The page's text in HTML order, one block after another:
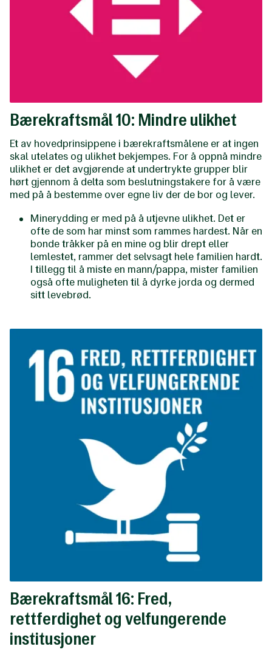
Bærekraftsmål 10: Mindre ulikhet
Et av hovedprinsippene i bærekraftsmålene er at ingen
skal utelates og ulikhet bekjempes. For å oppnå mindre
ulikhet er det avgjørende at undertrykte grupper blir
hørt gjennom å delta som beslutningstakere for å være
med på å bestemme over egne liv der de bor og lever.
Minerydding er med på å utjevne ulikhet. Det er
ofte de som har minst som rammes hardest​. Når en
bonde tråkker på en mine og blir drept eller
lemlestet, rammer det selvsagt hele familien hardt.
I tillegg til å miste en mann/pappa, mister familien
også ofte muligheten til å dyrke jorda og dermed
sitt levebrød.
Bærekraftsmål 16: Fred,
rettferdighet og velfungerende
institusjoner